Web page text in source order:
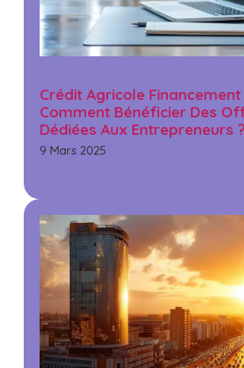
Crédit Agricole
Comment Bénéficier Des
Dédiées Aux Entrepreneurs
9 Mars 2025